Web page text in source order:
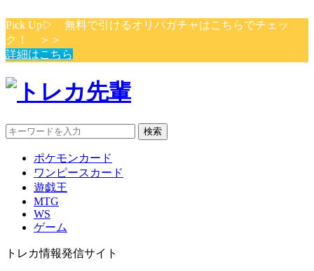
Pick Up▷ 無料で引けるオリパガチャはこちらでチェッ
ク！ ＞＞
詳細はこちら
検索
ポケモンカード
ワンピースカード
遊戯王
MTG
WS
ゲーム
トレカ情報発信サイト